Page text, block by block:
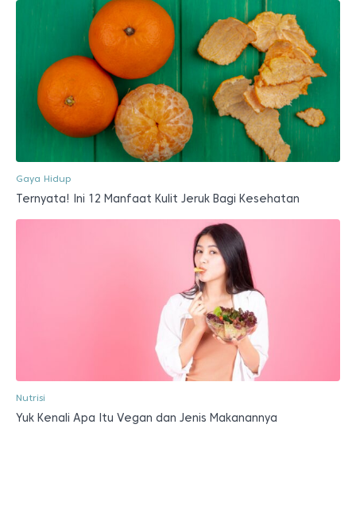
Gaya Hidup
Ternyata! Ini 12 Manfaat Kulit Jeruk Bagi Kesehatan
Nutrisi
Yuk Kenali Apa Itu Vegan dan Jenis Makanannya